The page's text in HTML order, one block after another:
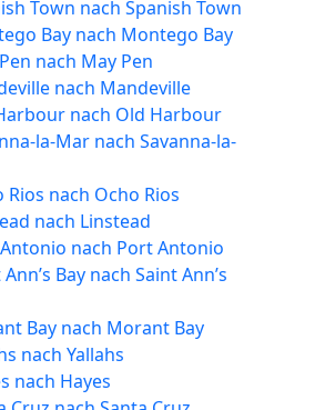
Town nach Spanish Town
Bay nach Montego Bay
nach May Pen
nach Mandeville
nach Old Harbour
la-Mar nach Savanna-la-
nach Ocho Rios
nach Linstead
nach Port Antonio
Bay nach Saint Ann’s
Bay nach Morant Bay
nach Yallahs
nach Hayes